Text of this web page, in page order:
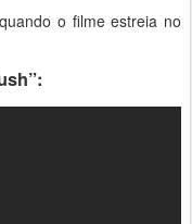
o filme estreia no